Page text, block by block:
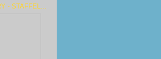
- STAFFEL...